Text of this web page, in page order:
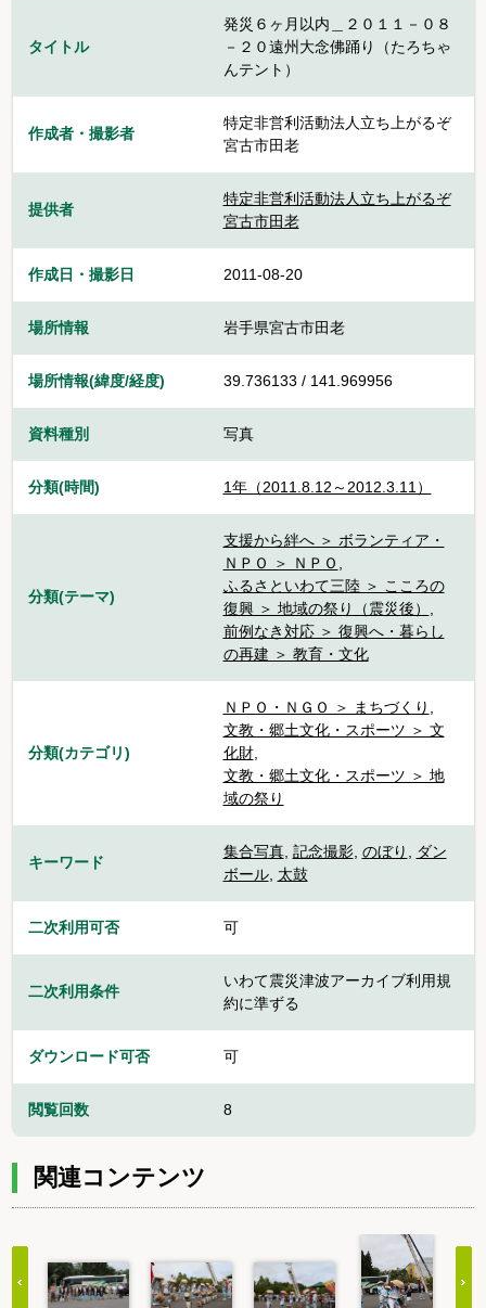
タイトル
発災６ヶ月以内＿２０１１－０８
－２０遠州大念佛踊り（たろちゃ
んテント）
作成者・撮影者
特定非営利活動法人立ち上がるぞ
宮古市田老
提供者
特定非営利活動法人立ち上がるぞ
宮古市田老
作成日・撮影日 2011-08-20
場所情報 岩手県宮古市田老
場所情報(緯度/経度) 39.736133 / 141.969956
資料種別 写真
分類(時間) 1年（2011.8.12～2012.3.11）
分類(テーマ)
支援から絆へ ＞ ボランティア・
ＮＰＯ ＞ ＮＰＯ ,
ふるさといわて三陸 ＞ こころの
復興 ＞ 地域の祭り（震災後） ,
前例なき対応 ＞ 復興へ・暮らし
の再建 ＞ 教育・文化
分類(カテゴリ)
ＮＰＯ・ＮＧＯ ＞ まちづくり ,
文教・郷土文化・スポーツ ＞ 文
化財,
文教・郷土文化・スポーツ ＞ 地
域の祭り
キーワード
集合写真, 記念撮影, のぼり , ダン
ボール, 太鼓
二次利用可否 可
二次利用条件
いわて震災津波アーカイブ利用規
約に準ずる
ダウンロード可否 可
閲覧回数 8
関連コンテンツ